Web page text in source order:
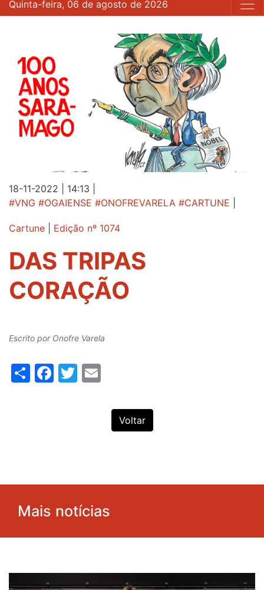
Quinta-feira, 06 de agosto de 2026
18-11-2022 | 14:13
#VNG #OGAIENSE #ONOFREVARELA #CARTUNE
Cartune Edição nº 1074
DAS TRIPAS
CORAÇÃO
Escrito por Onofre Varela
ShareFacebook
Twitter
Voltar
Mais notícias